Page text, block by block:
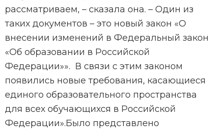
рассматриваем, – сказала она. – Один из
таких документов – это новый закон «О
внесении изменений в Федеральный закон
«Об образовании в Российской
Федерации»». В связи с этим законом
появились новые требования, касающиеся
единого образовательного пространства
для всех обучающихся в Российской
Федерации».Было представлено